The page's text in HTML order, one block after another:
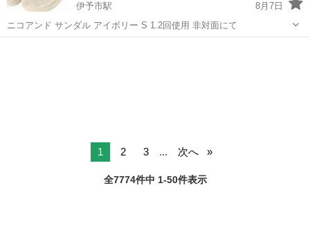
伊予市駅
8月7日
ニコアンド サンダル アイボリー S 1.2回使用 非対面にて
1 2 3 ... 次へ
全7774件中 1-50件表示